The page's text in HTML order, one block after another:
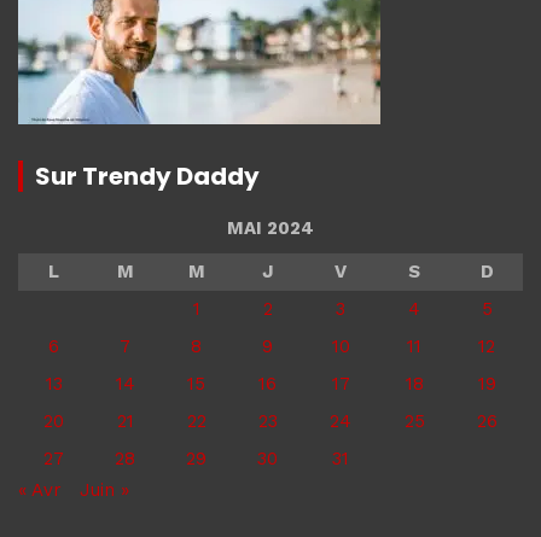
Sur Trendy Daddy
MAI 2024
L
M M J V S
D
1
2 3 4
5
6
7 8 9 10 11
12
13
14 15 16 17 18
19
20
21 22 23 24 25
26
27
28 29 30
31
« Avr
Juin »